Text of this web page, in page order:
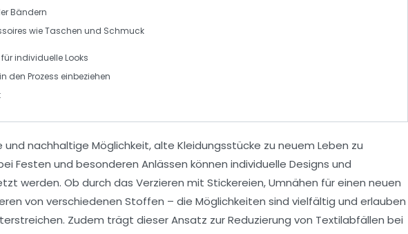
Bändern
wie Taschen und Schmuck
individuelle Looks
in den Prozess einbeziehen
und nachhaltige Möglichkeit, alte Kleidungsstücke zu neuem Leben zu
Festen und besonderen Anlässen können individuelle Designs und
werden. Ob durch das Verzieren mit Stickereien,Umnähen für einen neuen
von verschiedenen Stoffen – die Möglichkeiten sind vielfältig und erlauben
Zudem trägt dieser Ansatz zurReduzierung von Textilabfällen bei